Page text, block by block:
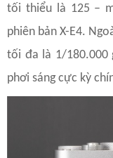
tối thiểu là 125 –
phiên bản X-E4.
tối đa là 1/180.000
phơi sáng cực kỳ